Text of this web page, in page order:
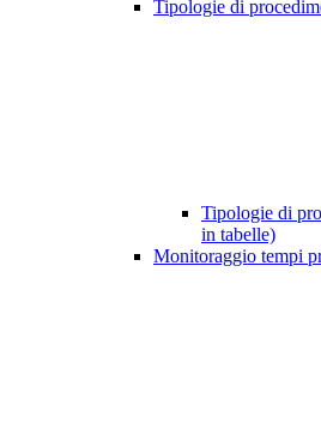
Tipologie di
Tipologie di
in tabelle)
Monitoraggio tempi